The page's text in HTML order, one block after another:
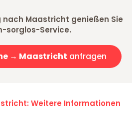
nach Maastricht genießen Sie
sorglos-Service.
→ Maastricht anfragen
Weitere Informationen